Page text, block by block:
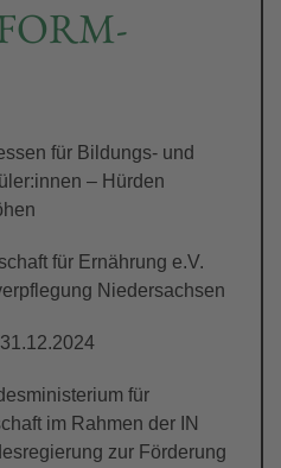
für Bildungs- und
– Hürden
für Ernährung e.V.
Niedersachsen
für
im Rahmen der IN
zur Förderung